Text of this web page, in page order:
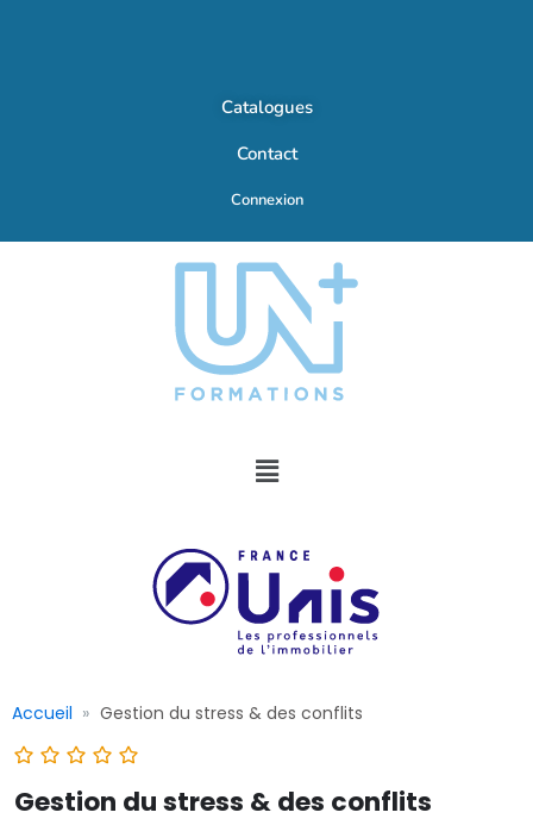
Catalogues
Contact
Connexion
Accueil Gestion du stress & des conflits
Gestion du stress & des conflits